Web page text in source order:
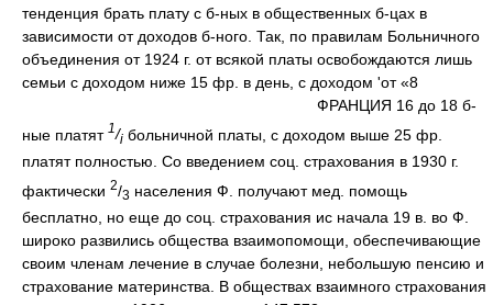
тенденция брать плату с б-ных в общественных б-цах в
зависимости от доходов б-ного. Так, по правилам Больничного
объединения от 1924 г. от всякой платы освобождаются лишь
семьи с доходом ниже 15 фр. в день, с доходом 'от «8
ФРАНЦИЯ 16 до 18 б-
ные платят 1/i больничной платы, с доходом выше 25 фр.
платят полностью. Со введением соц. страхования в 1930 г.
фактически 2/3 населения Ф. получают мед. помощь
бесплатно, но еще до соц. страхования ис начала 19 в. во Ф.
широко развились общества взаимопомощи, обеспечивающие
своим членам лечение в случае болезни, небольшую пенсию и
страхование материнства. В обществах взаимного страхования